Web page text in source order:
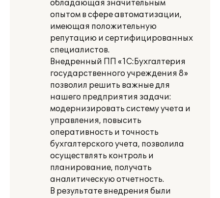
обладающая значительным
опытом в сфере автоматизации,
имеющая положительную
репутацию и сертифицированных
специалистов.
Внедренный ПП «1С:Бухгалтерия
государственного учреждения 8»
позволил решить важные для
нашего предприятия задачи:
модернизировать систему учета и
управления, повысить
оперативность и точность
бухгалтерского учета, позволила
осуществлять контроль и
планирование, получать
аналитическую отчетность.
В результате внедрения были